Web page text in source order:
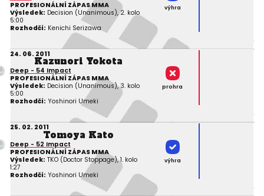
PROFESIONÁLNÍ ZÁPAS MMA
Výsledek: Decision (Unanimous), 2. kolo
5:00
Rozhodčí: Kenichi Serizawa
výhra
24. 06. 2011
Kazunori Yokota
Deep - 54 Impact
PROFESIONÁLNÍ ZÁPAS MMA
Výsledek: Decision (Unanimous), 3. kolo
5:00
Rozhodčí: Yoshinori Umeki
prohra
25. 02. 2011
Tomoya Kato
Deep - 52 Impact
PROFESIONÁLNÍ ZÁPAS MMA
Výsledek: TKO (Doctor Stoppage), 1. kolo
1:27
Rozhodčí: Yoshinori Umeki
výhra